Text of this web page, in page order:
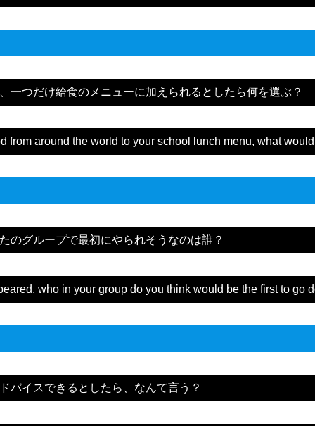
一つだけ給食のメニューに加えられるとしたら何を選ぶ？
from around the world to your school lunch menu, what
のグループで最初にやられそうなのは誰？
who in your group do you think would be the first to go
バイスできるとしたら、なんて言う？